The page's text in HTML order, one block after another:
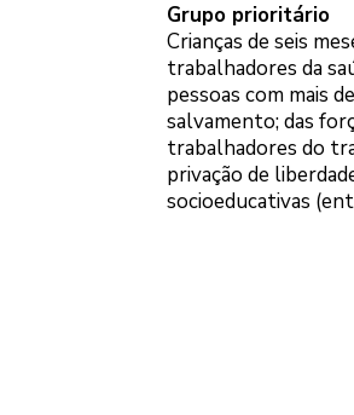
Grupo prioritário
Crianças de seis
trabalhadores da
pessoas com mais
salvamento; das
trabalhadores do
privação de
socioeducativas